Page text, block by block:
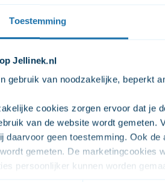
Toestemming
Jellinek.nl
gebruik van noodzakelijke, beperkt
cookies zorgen ervoor dat je
van de website wordt gemeten.
daarvoor geen toestemming. Ook
gemeten. De marketingcookies
persoonlijker kunnen worden